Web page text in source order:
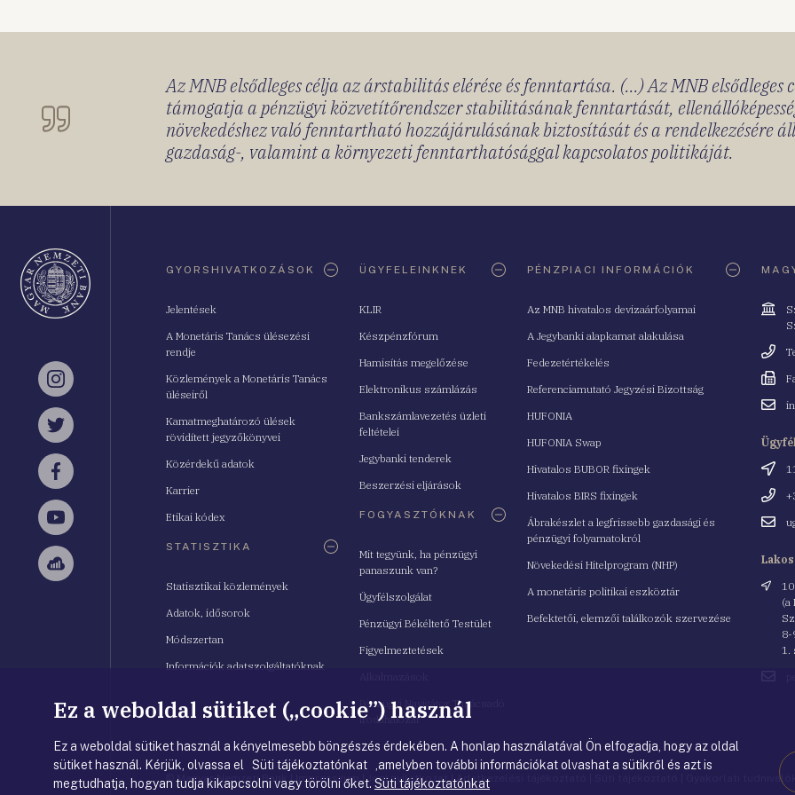
Az MNB elsődleges célja az árstabilitás elérése és fenntartása. (...) Az MNB elsődleges
támogatja a pénzügyi közvetítőrendszer stabilitásának fenntartását,
növekedéshez való fenntartható hozzájárulásának biztosítását és a rendelkezésére
gazdaság-, valamint a környezeti fenntarthatósággal kapcsolatos politikáját.
Instagram
Twitter
Facebook
YouTube
Sellsy
GYORSHIVATKOZÁSOK
Jelentések
A Monetáris Tanács ülésezési
rendje
Közlemények a Monetáris Tanács
üléseiről
Kamatmeghatározó ülések
rövidített jegyzőkönyvei
Közérdekű adatok
Karrier
Etikai kódex
STATISZTIKA
Statisztikai közlemények
Adatok, idősorok
Módszertan
Információk adatszolgáltatóknak
ÜGYFELEINKNEK
KLIR
Készpénzfórum
Hamisítás megelőzése
Elektronikus számlázás
Bankszámlavezetés üzleti
feltételei
Jegybanki tenderek
Beszerzési eljárások
FOGYASZTÓKNAK
Mit tegyünk, ha pénzügyi
panaszunk van?
Ügyfélszolgálat
Pénzügyi Békéltető Testület
Figyelmeztetések
Pénzügyi Navigátor Tanácsadó
Irodahálózat
PÉNZPIACI INFORMÁCIÓK
Az MNB hivatalos devizaárfolyamai
A Jegybanki alapkamat alakulása
Fedezetértékelés
Referenciamutató Jegyzési Bizottság
HUFONIA
HUFONIA Swap
Hivatalos BUBOR fixingek
Hivatalos BIRS fixingek
Ábrakészlet a legfrissebb gazdasági és
pénzügyi folyamatokról
Növekedési Hitelprogram (NHP)
A monetáris politikai eszköztár
Befektetői, elemzői találkozók szervezése
Cím
Fax
Email
Cím
Email
Cím
(a
8-
1.
© Magyar Nemzeti Bank |Impresszum |Jogi nyilatkozat|Adatkezelési tájékoztató Gyakorlati
Ez a weboldal sütiket („cookie”) használ
Ez a weboldal sütiket használ a kényelmesebb böngészés érdekében. A honlap használatával Ön elfogadja, hogy az oldal
sütiket használ. Kérjük, olvassa el Süti tájékoztatónkat ,amelyben további információkat olvashat a sütikről és azt is
megtudhatja, hogyan tudja kikapcsolni vagy törölni őket. Süti tájékoztatónkat